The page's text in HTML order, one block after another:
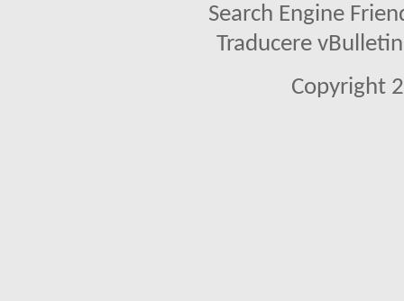
Search Engine
Traducere
Copyright